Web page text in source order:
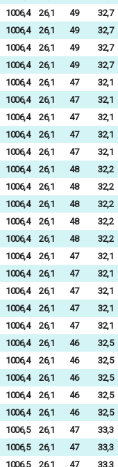
1006,4 26,1 49
32,7
1006,4 26,1 49
32,7
1006,4 26,1 49
32,7
1006,4 26,1 49
32,7
1006,4 26,1 47
32,1
1006,4 26,1 47
32,1
1006,4 26,1 47
32,1
1006,4 26,1 47
32,1
1006,4 26,1 47
32,1
1006,4 26,1 48
32,2
1006,4 26,1 48
32,2
1006,4 26,1 48
32,2
1006,4 26,1 48
32,2
1006,4 26,1 48
32,2
1006,4 26,1 47
32,1
1006,4 26,1 47
32,1
1006,4 26,1 47
32,1
1006,4 26,1 47
32,1
1006,4 26,1 47
32,1
1006,4 26,1 46
32,5
1006,4 26,1 46
32,5
1006,4 26,1 46
32,5
1006,4 26,1 46
32,5
1006,4 26,1 46
32,5
1006,5 26,1 47
33,3
1006,5 26,1 47
33,3
1006,5 26,1 47 33,3